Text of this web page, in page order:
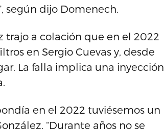
según dijo Domenech.
trajo a colación que en el 2022
en Sergio Cuevas y, desde
La falla implica una inyección
en el 2022 tuviésemos un
“Durante años no se